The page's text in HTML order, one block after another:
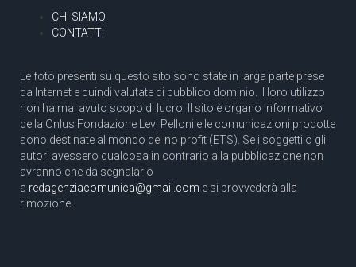
CHI SIAMO
CONTATTI
Le foto presenti su questo sito sono state in larga parte prese
da Internet e quindi valutate di pubblico dominio. Il loro utilizzo
non ha mai avuto scopo di lucro. Il sito è organo informativo
della Onlus Fondazione Levi Pelloni e le comunicazioni prodotte
sono destinate al mondo del no profit (ETS). Se i soggetti o gli
autori avessero qualcosa in contrario alla pubblicazione non
avranno che da segnalarlo
a redagenziacomunica@gmail.com e si provvederà alla
rimozione.